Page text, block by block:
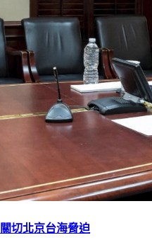
切北京台海脅迫